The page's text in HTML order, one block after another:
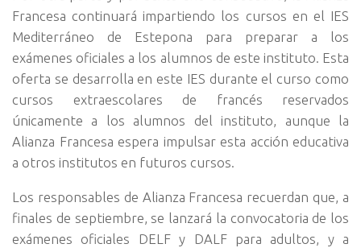
Francesa continuará impartiendo los cursos en el IES
Mediterráneo de Estepona para preparar a los
exámenes oficiales a los alumnos de este instituto. Esta
oferta se desarrolla en este IES durante el curso como
cursos extraescolares de francés reservados
únicamente a los alumnos del instituto, aunque la
Alianza Francesa espera impulsar esta acción educativa
a otros institutos en futuros cursos.
Los responsables de Alianza Francesa recuerdan que, a
finales de septiembre, se lanzará la convocatoria de los
exámenes oficiales DELF y DALF para adultos, y a